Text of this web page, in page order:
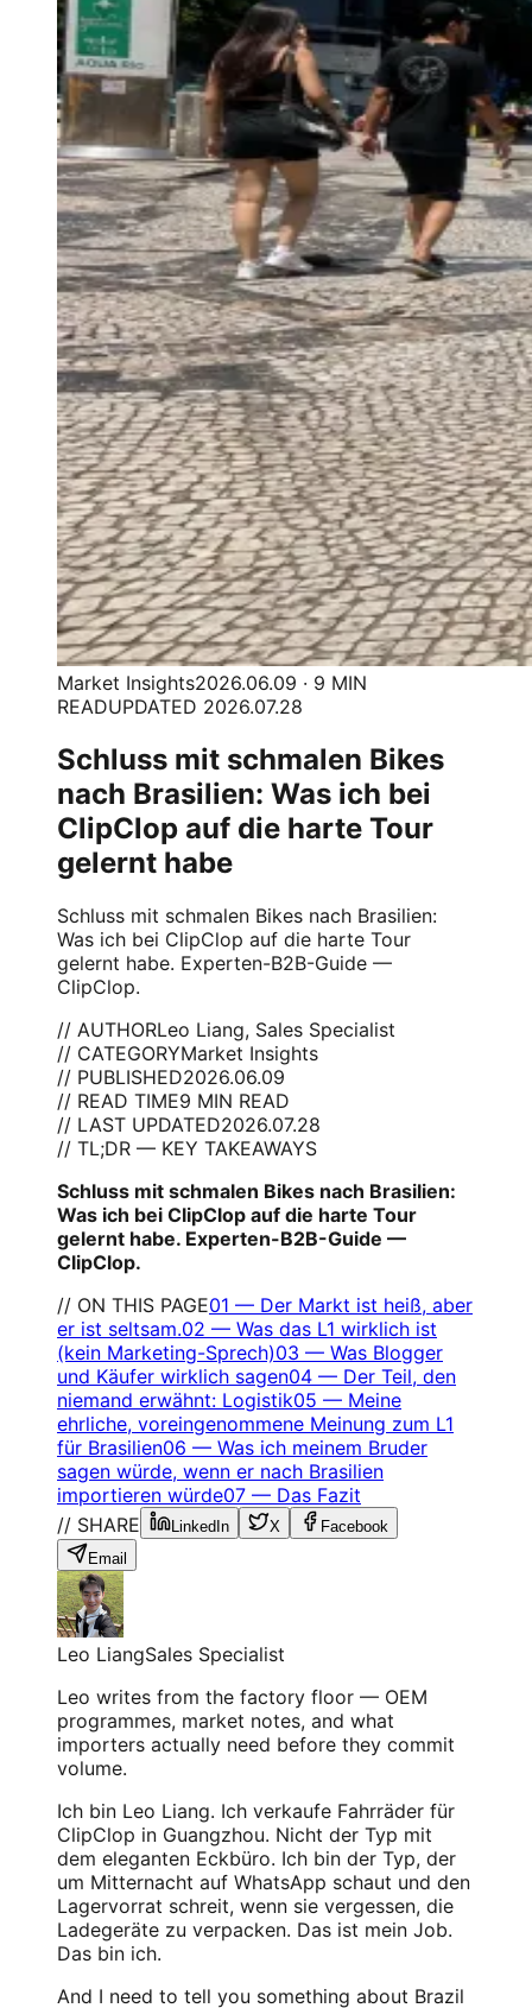
Market Insights2026.06.09 · 9 MIN
READUPDATED 2026.07.28
Schluss mit schmalen Bikes
nach Brasilien: Was ich bei
ClipClop auf die harte Tour
gelernt habe
Schluss mit schmalen Bikes nach Brasilien:
Was ich bei ClipClop auf die harte Tour
gelernt habe. Experten-B2B-Guide —
ClipClop.
// AUTHORLeo Liang, Sales Specialist
// CATEGORYMarket Insights
// PUBLISHED2026.06.09
// READ TIME9 MIN READ
// LAST UPDATED2026.07.28
// TL;DR — KEY TAKEAWAYS
Schluss mit schmalen Bikes nach Brasilien:
Was ich bei ClipClop auf die harte Tour
gelernt habe. Experten-B2B-Guide —
ClipClop.
// ON THIS PAGE01 — Der Markt ist heiß, aber
er ist seltsam.02 — Was das L1 wirklich ist
(kein Marketing-Sprech)03 — Was Blogger
und Käufer wirklich sagen04 — Der Teil, den
niemand erwähnt: Logistik05 — Meine
ehrliche, voreingenommene Meinung zum L1
für Brasilien06 — Was ich meinem Bruder
sagen würde, wenn er nach Brasilien
importieren würde07 — Das Fazit
// SHARE
LinkedIn X
Facebook
Email
Leo LiangSales Specialist
Leo writes from the factory floor — OEM
programmes, market notes, and what
importers actually need before they commit
volume.
Ich bin Leo Liang. Ich verkaufe Fahrräder für
ClipClop in Guangzhou. Nicht der Typ mit
dem eleganten Eckbüro. Ich bin der Typ, der
um Mitternacht auf WhatsApp schaut und den
Lagervorrat schreit, wenn sie vergessen, die
Ladegeräte zu verpacken. Das ist mein Job.
Das bin ich.
And I need to tell you something about Brazil